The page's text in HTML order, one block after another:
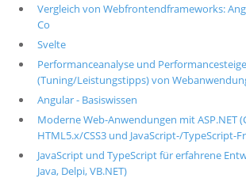
Vergleich von Webfrontendframeworks:
Co
Svelte
Performanceanalyse und
(Tuning/Leistungstipps) von
Angular - Basiswissen
Moderne Web-Anwendungen mit ASP.NET
HTML5.x/CSS3 und JavaScript-/TypeScript-
JavaScript und TypeScript für erfahrene
Java, Delpi, VB.NET)